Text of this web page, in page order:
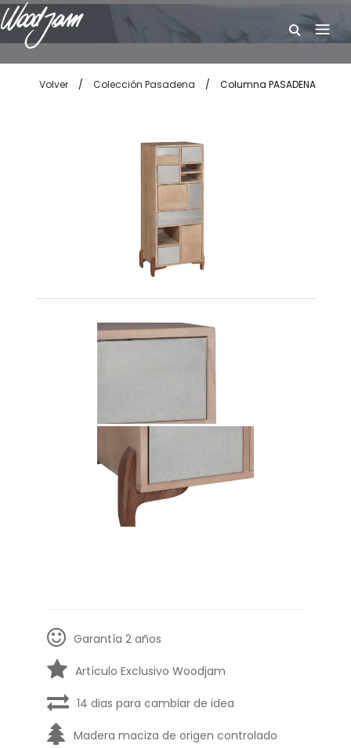
W
Volver / Colección Pasadena / Columna PASADENA
Garantía 2 años
Artículo Exclusivo Woodjam
14 dias para cambiar de idea
Madera maciza de origen controlado